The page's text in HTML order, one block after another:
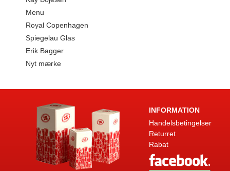
Menu
Royal Copenhagen
Spiegelau Glas
Erik Bagger
Nyt mærke
INFORMATION
Handelsbetingelser
Returret
Rabat